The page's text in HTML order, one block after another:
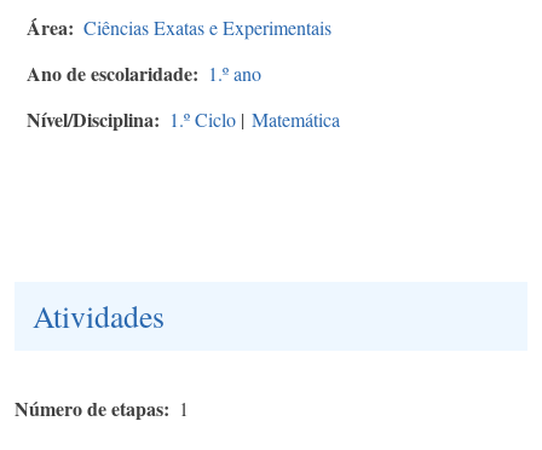
Área Ciências Exatas e Experimentais
Ano de escolaridade 1.º ano
Nível/Disciplina 1.º Ciclo | Matemática
Atividades
Número de etapas 1